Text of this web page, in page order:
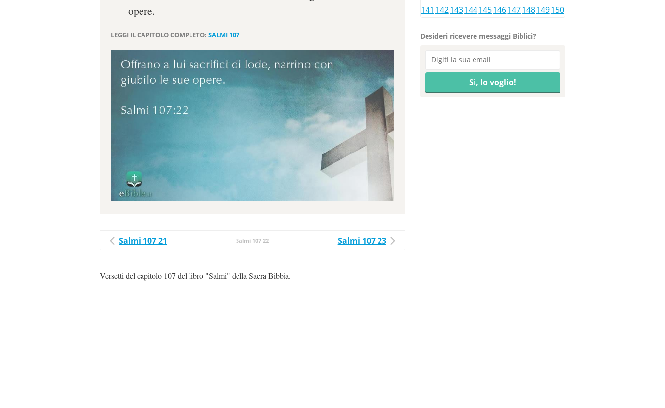
opere.
LEGGI IL CAPITOLO COMPLETO: SALMI 107
Salmi 107 21 Salmi 107 22 Salmi 107 23
Versetti del capitolo 107 del libro "Salmi" della Sacra Bibbia.
141 142143144145146147148149150
Desideri ricevere messaggi Biblici?